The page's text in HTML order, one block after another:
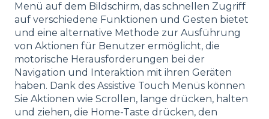
Menü auf dem Bildschirm, das schnellen Zugriff
auf verschiedene Funktionen und Gesten bietet
und eine alternative Methode zur Ausführung
von Aktionen für Benutzer ermöglicht, die
motorische Herausforderungen bei der
Navigation und Interaktion mit ihren Geräten
haben. Dank des Assistive Touch Menüs können
Sie Aktionen wie Scrollen, lange drücken, halten
und ziehen, die Home-Taste drücken, den